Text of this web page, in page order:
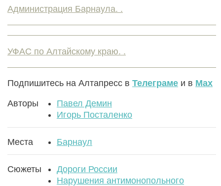
Администрация Барнаула. .
УФАС по Алтайскому краю. .
Подпишитесь на Алтапресс в Телеграме и в Max
Авторы
Павел Демин
Игорь Посталенко
Места Барнаул
Сюжеты
Дороги России
Нарушения антимонопольного